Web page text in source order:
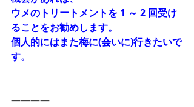
ウメのトリートメントを 1 ～ 2 回受け
ることをお勧めします。
個人的にはまた梅に(会いに)行きたいで
す。
――――